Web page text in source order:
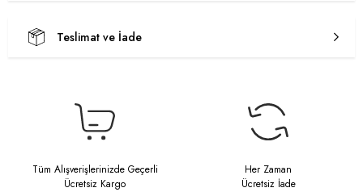
Teslimat ve İade
Tüm Alışverişlerinizde Geçerli
Ücretsiz Kargo
Her Zaman
Ücretsiz İade